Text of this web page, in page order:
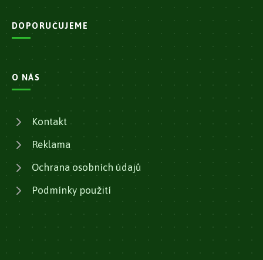
DOPORUČUJEME
O NÁS
Kontakt
Reklama
Ochrana osobních údajů
Podmínky použití